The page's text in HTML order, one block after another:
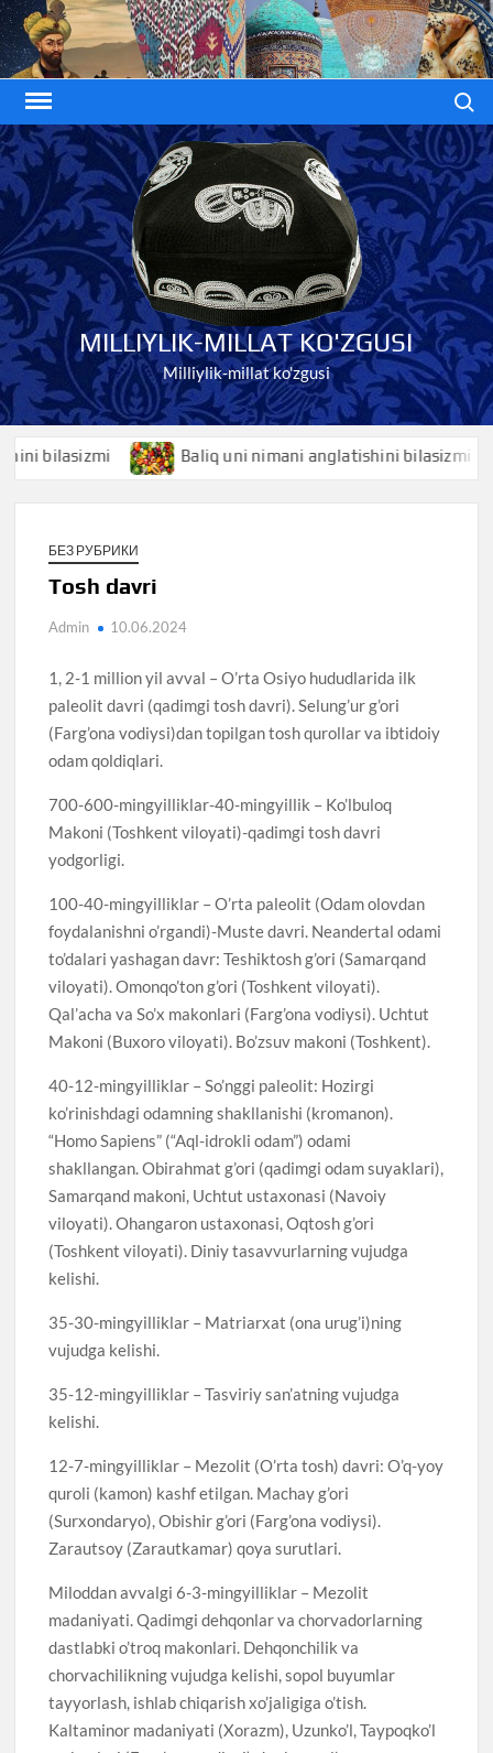
Skip
to
content
MILLIYLIK-MILLAT KO'ZGUSI
Milliylik-millat ko'zgusi
Baliq uni nimani anglatishini bilasizmi
БЕЗ РУБРИКИ
Tosh davri
Admin 10.06.2024
1, 2-1 million yil avval – O’rta Osiyo hududlarida ilk
paleolit davri (qadimgi tosh davri). Selung’ur g’ori
(Farg’ona vodiysi)dan topilgan tosh qurollar va ibtidoiy
odam qoldiqlari.
700-600-mingyilliklar-40-mingyillik – Ko’lbuloq
Makoni (Toshkent viloyati)-qadimgi tosh davri
yodgorligi.
100-40-mingyilliklar – O’rta paleolit (Odam olovdan
foydalanishni o’rgandi)-Muste davri. Neandertal odami
to’dalari yashagan davr: Teshiktosh g’ori (Samarqand
viloyati). Omonqo’ton g’ori (Toshkent viloyati).
Qal’acha va So’x makonlari (Farg’ona vodiysi). Uchtut
Makoni (Buxoro viloyati). Bo’zsuv makoni (Toshkent).
40-12-mingyilliklar – So’nggi paleolit: Hozirgi
ko’rinishdagi odamning shakllanishi (kromanon).
“Homo Sapiens” (“Aql-idrokli odam”) odami
shakllangan. Obirahmat g’ori (qadimgi odam suyaklari),
Samarqand makoni, Uchtut ustaxonasi (Navoiy
viloyati). Ohangaron ustaxonasi, Oqtosh g’ori
(Toshkent viloyati). Diniy tasavvurlarning vujudga
kelishi.
35-30-mingyilliklar – Matriarxat (ona urug’i)ning
vujudga kelishi.
35-12-mingyilliklar – Tasviriy san’atning vujudga
kelishi.
12-7-mingyilliklar – Mezolit (O’rta tosh) davri: O’q-yoy
quroli (kamon) kashf etilgan. Machay g’ori
(Surxondaryo), Obishir g’ori (Farg’ona vodiysi).
Zarautsoy (Zarautkamar) qoya surutlari.
Miloddan avvalgi 6-3-mingyilliklar – Mezolit
madaniyati. Qadimgi dehqonlar va chorvadorlarning
dastlabki o’troq makonlari. Dehqonchilik va
chorvachilikning vujudga kelishi, sopol buyumlar
tayyorlash, ishlab chiqarish xo’jaligiga o’tish.
Kaltaminor madaniyati (Xorazm), Uzunko’l, Taypoqko’l